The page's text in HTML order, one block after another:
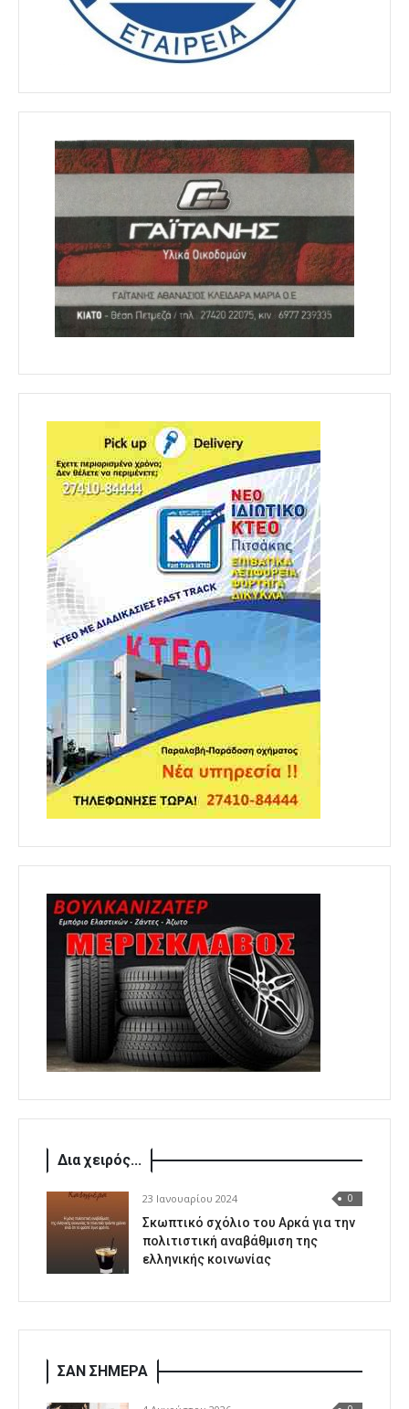
Δια χειρός...
23 Ιανουαρίου 2024 0
Σκωπτικό σχόλιο του Αρκά για την
πολιτιστική αναβάθμιση της
ελληνικής κοινωνίας
ΣΑΝ ΣΗΜΕΡΑ